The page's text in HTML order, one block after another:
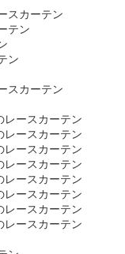
スカーテン
テン
ン
スカーテン
ースカーテン
ースカーテン
ースカーテン
ースカーテン
ースカーテン
ースカーテン
ースカーテン
ースカーテン